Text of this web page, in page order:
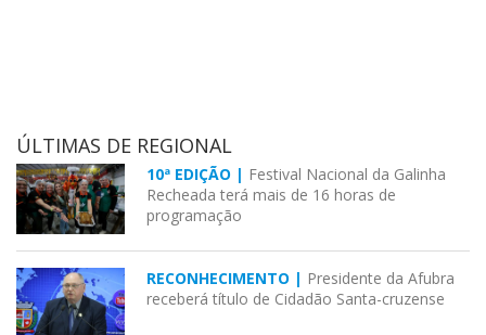
ÚLTIMAS DE REGIONAL
10ª EDIÇÃO | Festival Nacional da Galinha
Recheada terá mais de 16 horas de
programação
RECONHECIMENTO | Presidente da Afubra
receberá título de Cidadão Santa-cruzense